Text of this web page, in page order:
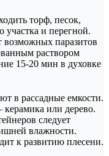
торф, песок,
участка и перегной.
возможных паразитов
раствором
15-20 мин в духовке
в рассадные емкости.
или дерево.
следует
влажности.
к развитию плесени.